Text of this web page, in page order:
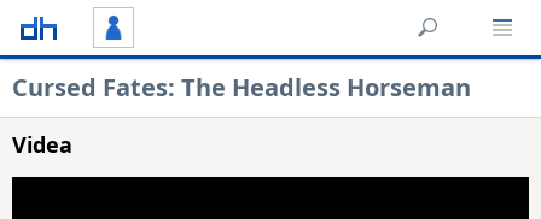
Cursed Fates: The Headless Horseman
Videa